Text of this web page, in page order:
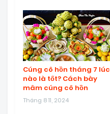
Cúng cô hồn tháng 7 lúc
nào là tốt? Cách bày
mâm cúng cô hồn
Tháng 8 11, 2024